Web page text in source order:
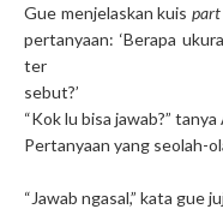
Gue menjelaskan kuis part
pertanyaan: ‘Berapa
ter
sebut?’
“Kok lu bisa jawab?”
Pertanyaan yang seolah-
“Jawab ngasal,” kata gue